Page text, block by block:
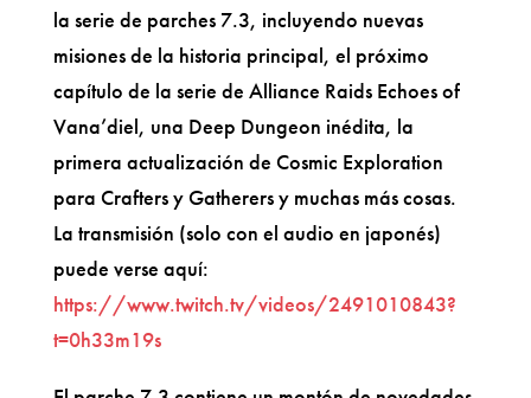
la serie de parches 7.3, incluyendo nuevas
misiones de la historia principal, el próximo
capítulo de la serie de Alliance Raids Echoes of
Vana’diel, una Deep Dungeon inédita, la
primera actualización de Cosmic Exploration
para Crafters y Gatherers y muchas más cosas.
La transmisión (solo con el audio en japonés)
puede verse aquí:
https://www.twitch.tv/videos/2491010843?
t=0h33m19s